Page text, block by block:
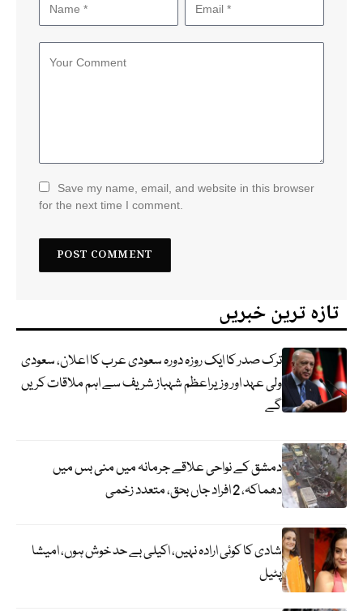
Save my name, email, and website in this browser
for the next time I comment.
تازہ ترین خبریں
ترک صدر کا ایک روزہ دورہ سعودی عرب کا اعلان، سعودی
ولی عہد اور وزیراعظم شہباز شریف سے اہم ملاقات کریں
گے
دمشق کے نواحی علاقے جرمانہ میں منی بس میں
دھماکہ، 2 افراد جاں بحق، متعدد زخمی
شادی کا کوئی ارادہ نہیں، اکیلی بے حد خوش ہوں، امیشا
پٹیل